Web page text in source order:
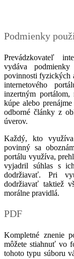
Podmienky
Prevádzkovateľ
vydáva
povinnosti fyzických
internetového
inzertným
kúpe alebo
odborné články z
úverov.
Každý, kto
povinný sa
portálu využíva,
vyjadril súhlas s
dodržiavať. Pri
dodržiavať taktiež
morálne pravidlá.
PDF
Kompletné znenie
môžete stiahnuť vo
tohoto typu súboru